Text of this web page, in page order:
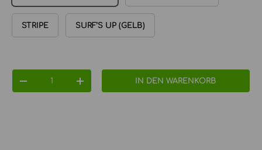
STRIPE SURF’S UP (GELB)
MENGE VERRINGERNMENGE ERHÖHENIN DEN WARENKORB